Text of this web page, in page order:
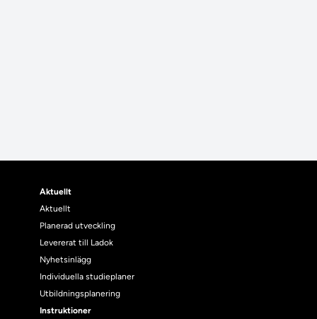
Aktuellt
Aktuellt
Planerad utveckling
Levererat till Ladok
Nyhetsinlägg
Individuella studieplaner
Utbildningsplanering
Instruktioner